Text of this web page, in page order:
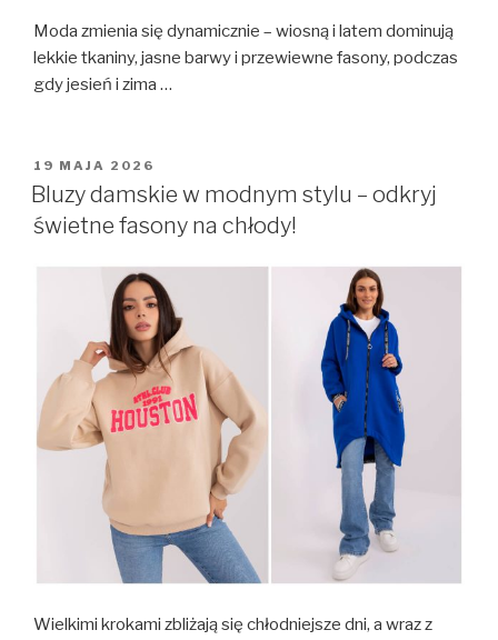
Moda zmienia się dynamicznie – wiosną i latem dominują
lekkie tkaniny, jasne barwy i przewiewne fasony, podczas
gdy jesień i zima …
OPUBLIKOWANE
W
19 MAJA 2026
Bluzy damskie w modnym stylu – odkryj
świetne fasony na chłody!
Wielkimi krokami zbliżają się chłodniejsze dni, a wraz z